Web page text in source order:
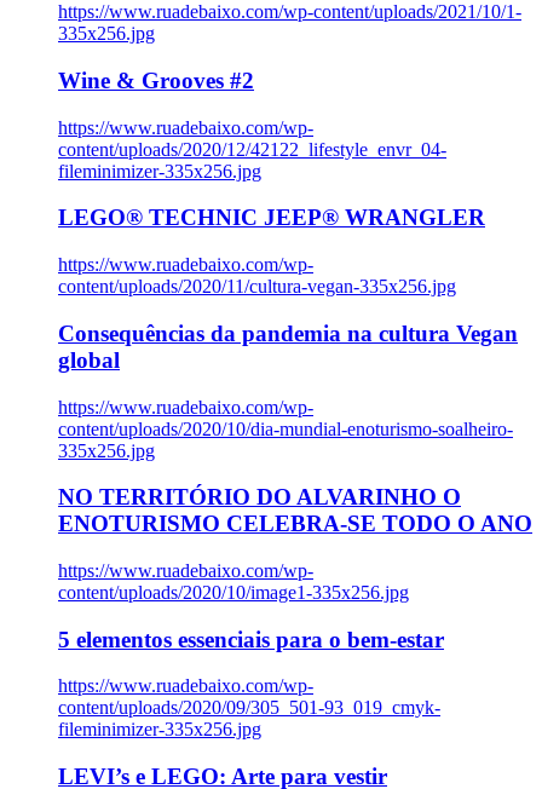
https://www.ruadebaixo.com/wp-content/uploads/2021/10/1-
335x256.jpg
Wine & Grooves #2
https://www.ruadebaixo.com/wp-
content/uploads/2020/12/42122_lifestyle_envr_04-
fileminimizer-335x256.jpg
LEGO® TECHNIC JEEP® WRANGLER
https://www.ruadebaixo.com/wp-
content/uploads/2020/11/cultura-vegan-335x256.jpg
Consequências da pandemia na cultura Vegan
global
https://www.ruadebaixo.com/wp-
content/uploads/2020/10/dia-mundial-enoturismo-soalheiro-
335x256.jpg
NO TERRITÓRIO DO ALVARINHO O
ENOTURISMO CELEBRA-SE TODO O ANO
https://www.ruadebaixo.com/wp-
content/uploads/2020/10/image1-335x256.jpg
5 elementos essenciais para o bem-estar
https://www.ruadebaixo.com/wp-
content/uploads/2020/09/305_501-93_019_cmyk-
fileminimizer-335x256.jpg
LEVI’s e LEGO: Arte para vestir